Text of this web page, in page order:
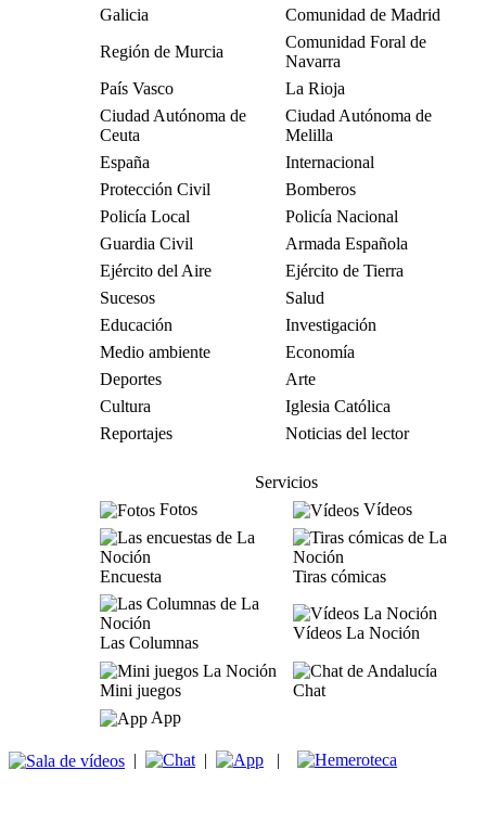
Galicia
Comunidad de Madrid
Región de Murcia
Comunidad Foral de
Navarra
País Vasco
La Rioja
Ciudad Autónoma de
Ceuta
Ciudad Autónoma de
Melilla
España
Internacional
Protección Civil
Bomberos
Policía Local
Policía Nacional
Guardia Civil
Armada Española
Ejército del Aire
Ejército de Tierra
Sucesos
Salud
Educación
Investigación
Medio ambiente
Economía
Deportes
Arte
Cultura
Iglesia Católica
Reportajes
Noticias del lector
Servicios
Fotos
Vídeos
Encuesta Tiras cómicas
Las Columnas
Vídeos La Noción
Mini juegos
Chat
App
| | |